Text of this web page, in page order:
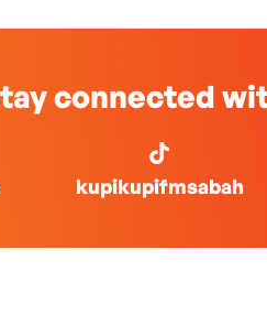
connected
kupikupifmsabah